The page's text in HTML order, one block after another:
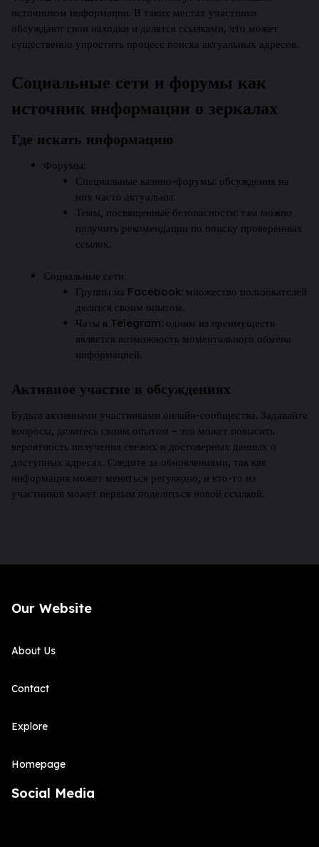
источником информации. В таких местах участники
обсуждают свои находки и делятся ссылками, что может
существенно упростить процесс поиска актуальных адресов.
Социальные сети и форумы как
источник информации о зеркалах
Где искать информацию
Форумы:
Специальные казино-форумы: обсуждения на
них часто актуальны.
Темы, посвященные безопасности: там можно
получить рекомендации по поиску проверенных
ссылок.
Социальные сети:
Группы на Facebook: множество пользователей
делится своим опытом.
Чаты в Telegram: одним из преимуществ
является возможность моментального обмена
информацией.
Активное участие в обсуждениях
Будьте активными участниками онлайн-сообщества. Задавайте
вопросы, делитесь своим опытом – это может повысить
вероятность получения свежих и достоверных данных о
доступных адресах. Следите за обновлениями, так как
информация может меняться регулярно, и кто-то из
участников может первым поделиться новой ссылкой.
Our Website
About Us
Contact
Explore
Homepage
Social Media